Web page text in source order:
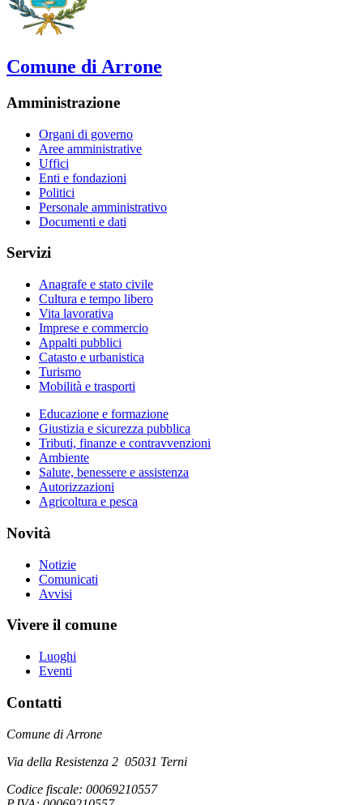
Comune di Arrone
Amministrazione
Organi di governo
Aree amministrative
Uffici
Enti e fondazioni
Politici
Personale amministrativo
Documenti e dati
Servizi
Anagrafe e stato civile
Cultura e tempo libero
Vita lavorativa
Imprese e commercio
Appalti pubblici
Catasto e urbanistica
Turismo
Mobilità e trasporti
Educazione e formazione
Giustizia e sicurezza pubblica
Tributi, finanze e contravvenzioni
Ambiente
Salute, benessere e assistenza
Autorizzazioni
Agricoltura e pesca
Novità
Notizie
Comunicati
Avvisi
Vivere il comune
Luoghi
Eventi
Contatti
Comune di Arrone
Via della Resistenza 2 05031 Terni
Codice fiscale: 00069210557